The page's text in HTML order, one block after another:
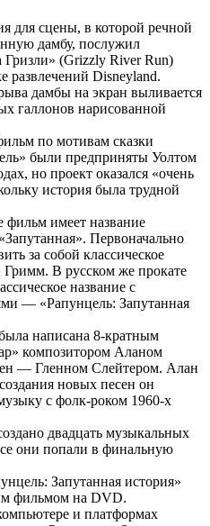
для сцены, в которой речной
дамбу, послужил
(Grizzly River Run)
развлечений Disneyland.
дамбы на экран выливается
галлонов нарисованной
по мотивам сказки
были предприняты Уолтом
но проект оказался «очень
история была трудной
фильм имеет название
Первоначально
за собой классическое
Гримм. В русском же прокате
название с
— «Рапунцель: Запутанная
написана 8-кратным
композитором Аланом
— Гленном Слейтером. Алан
новых песен он
с фолк-роком 1960-х
двадцать музыкальных
они попали в финальную
Запутанная история»
фильмом на DVD.
и платформах